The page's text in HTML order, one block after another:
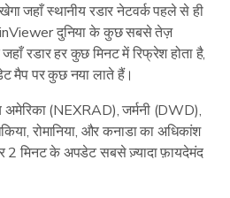
जहाँ स्थानीय रडार नेटवर्क पहले से ही
दुनिया के कुछ सबसे तेज़
रडार हर कुछ मिनट में रिफ्रेश होता है,
मैप पर कुछ नया लाते हैं।
अमेरिका (NEXRAD), जर्मनी (DWD),
रोमानिया, और कनाडा का अधिकांश
2 मिनट के अपडेट सबसे ज़्यादा फ़ायदेमंद